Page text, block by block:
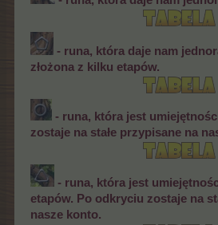
- runa, która daje nam
złożona z kilku etapów.
- runa, która jest
zostaje na stałe przypisane na
- runa, która jest
etapów. Po odkryciu zostaje na
nasze konto.